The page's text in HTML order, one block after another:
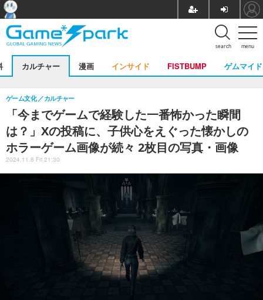
menu
search
カルチャー 漫画 インサイド FISTBUMP ゲムマイド
「今までゲームで経験した一番怖かった瞬間
は？」Xの投稿に、子供心をえぐった懐かしの
ホラーゲーム画像が続々 2枚目の写真・画像
ゲーム文化 カルチャー
2024.11.8 Fri 21:30